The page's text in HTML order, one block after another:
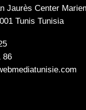
Jaurès Center
Tunis Tunisia
86